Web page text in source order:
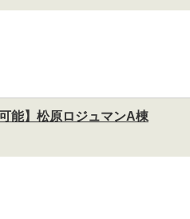
能】松原ロジュマンA棟